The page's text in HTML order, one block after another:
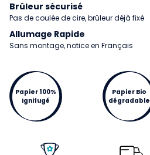
Brûleur sécurisé
Pas de coulée de cire, brûleur déjà fixé
Allumage Rapide
Sans montage, notice en Français
Papier 100%
Ignifugé
Papier Bio
dégradable